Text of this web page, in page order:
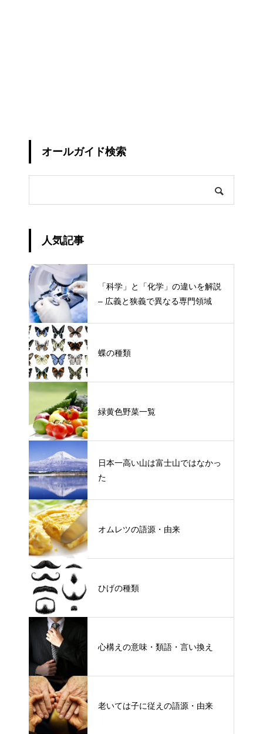
オールガイド検索
人気記事
「科学」と「化学」の違いを解説
– 広義と狭義で異なる専門領域
蝶の種類
緑黄色野菜一覧
日本一高い山は富士山ではなかっ
た
オムレツの語源・由来
ひげの種類
心構えの意味・類語・言い換え
老いては子に従えの語源・由来